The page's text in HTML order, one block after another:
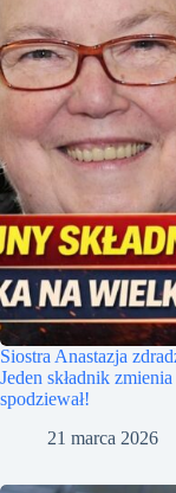
Siostra Anastazja
Jeden składnik
spodziewał!
21 marca 2026